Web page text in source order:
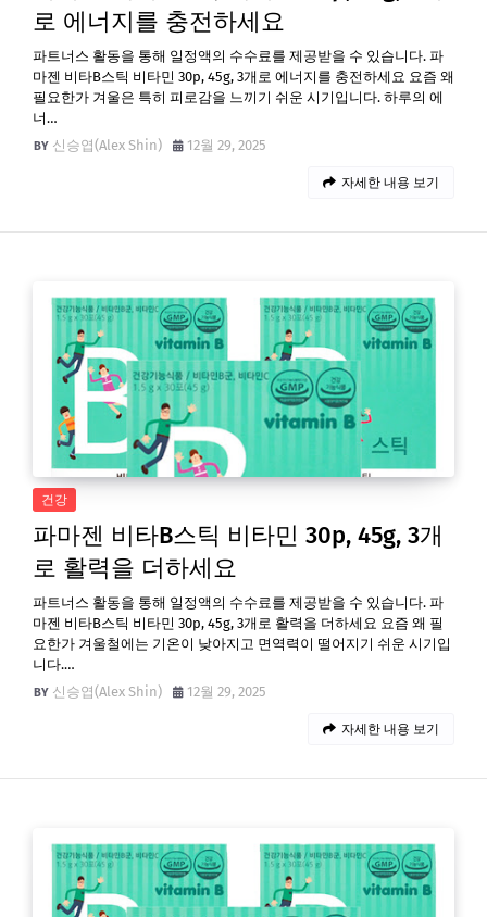
로 에너지를 충전하세요
파트너스 활동을 통해 일정액의 수수료를 제공받을 수 있습니다. 파
마젠 비타B스틱 비타민 30p, 45g, 3개로 에너지를 충전하세요 요즘 왜
필요한가 겨울은 특히 피로감을 느끼기 쉬운 시기입니다. 하루의 에
너…
신승엽(Alex Shin)
12월 29, 2025
자세한 내용 보기
건강
파마젠 비타B스틱 비타민 30p, 45g, 3개
로 활력을 더하세요
파트너스 활동을 통해 일정액의 수수료를 제공받을 수 있습니다. 파
마젠 비타B스틱 비타민 30p, 45g, 3개로 활력을 더하세요 요즘 왜 필
요한가 겨울철에는 기온이 낮아지고 면역력이 떨어지기 쉬운 시기입
니다.…
신승엽(Alex Shin)
12월 29, 2025
자세한 내용 보기